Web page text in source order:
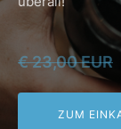
€ 23,00 EUR